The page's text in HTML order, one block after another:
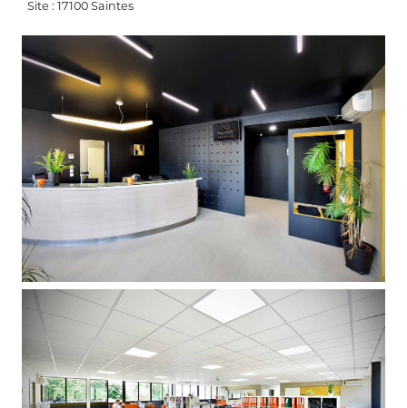
Site : 17100 Saintes